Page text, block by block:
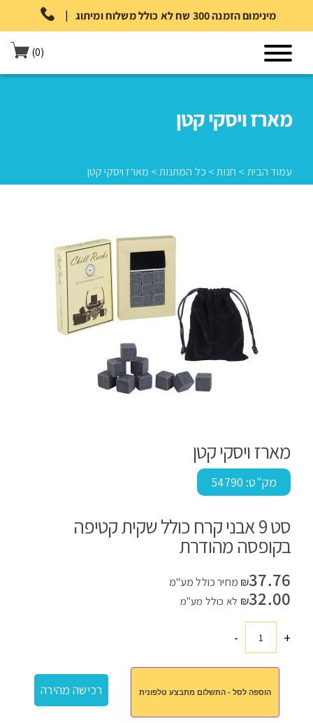
| מינימום הזמנה 300 שח לא כולל משלוח ומיתוג
(0)
מארז ויסקי קטן
עמוד הבית > חנות> כל המתנות> מארז ויסקי קטן
מארז ויסקי קטן
מק"ט: 54790
סט 9 אבני קרח כולל שקית קטיפה
בקופסה מהודרת
₪37.76
מחיר כולל מע"מ
₪32.00 לא כולל מע"מ
+כמות
ויסקי
קטן
-
הוספה לסל - התשלום מתבצע טלפונית רכישה מהירה